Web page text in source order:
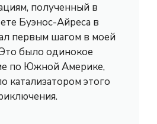
полученный в
Буэнос-Айреса в
первым шагом в моей
было одинокое
по Южной Америке,
катализатором этого